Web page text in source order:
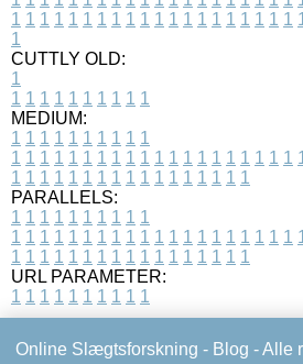
1 1 1 1 1 1 1 1 1 1 1 1 1 1 1 1 1 1 1 1
1
CUTTLY OLD:
1
1 1 1 1 1 1 1 1 1 1
MEDIUM:
1 1 1 1 1 1 1 1 1 1
1 1 1 1 1 1 1 1 1 1 1 1 1 1 1 1 1 1 1 1
1 1 1 1 1 1 1 1 1 1 1 1 1 1 1 1 1
PARALLELS:
1 1 1 1 1 1 1 1 1 1
1 1 1 1 1 1 1 1 1 1 1 1 1 1 1 1 1 1 1 1
1 1 1 1 1 1 1 1 1 1 1 1 1 1 1 1 1
URL PARAMETER:
1 1 1 1 1 1 1 1 1 1
Online Slægtsforskning - Blog - Alle